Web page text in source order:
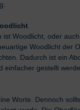
Woodlicht, oder
Woodlicht der
Dadurch ist ein
einfacher gestellt
Worte. Dennoch